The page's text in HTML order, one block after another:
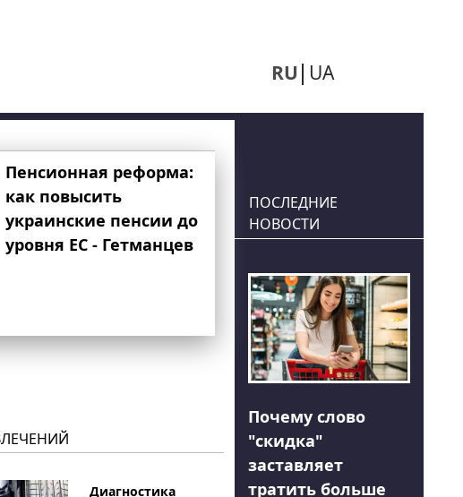
RU UA
Пенсионная реформа:
как повысить
украинские пенсии до
уровня ЕС - Гетманцев
Диагностика
ПОСЛЕДНИЕ
НОВОСТИ
Почему слово
"скидка"
заставляет
тратить больше